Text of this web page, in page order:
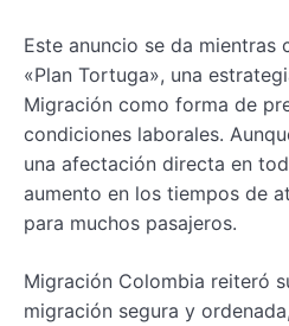
Este anuncio se da mientras
«Plan Tortuga», una
Migración como forma de
condiciones laborales.
una afectación directa en
aumento en los tiempos de
para muchos pasajeros.
Migración Colombia reiteró
migración segura y